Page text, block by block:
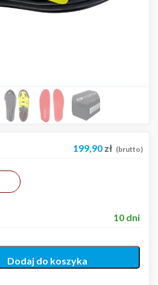
199,90 zł (brutto)
10 dni
Dodaj do koszyka